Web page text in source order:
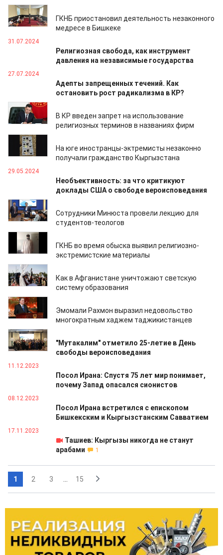
10.08.2024
ГКНБ приостановил деятельность незаконного
медресе в Бишкеке
31.07.2024
Религиозная свобода, как инструмент
давления на независимые государства
27.07.2024
Адепты запрещенных течений. Как
остановить рост радикализма в КР?
23.07.2024
В КР введен запрет на использование
религиозных терминов в названиях фирм
05.07.2024
На юге иностранцы-эктремисты незаконно
получали гражданство Кыргызстана
29.05.2024
Необъективность: за что критикуют
доклады США о свободе вероисповедания
11.05.2024
Сотрудники Минюста провели лекцию для
студентов-теологов
08.05.2024
ГКНБ во время обыска выявил религиозно-
экстремистские материалы
12.03.2024
Как в Афганистане уничтожают светскую
систему образования
11.03.2024
Эмомали Рахмон выразил недовольство
многократным хаджем таджикистанцев
24.01.2024
"Мутакалим" отметило 25-летие в День
свободы вероисповедания
11.12.2023
Посол Ирана: Спустя 75 лет мир понимает,
почему Запад опасался сионистов
08.12.2023
Посол Ирана встретился с епископом
Бишкекским и Кыргызстанским Савватием
17.11.2023
Ташиев: Кыргызы никогда не станут
арабами
1
1 2 3 15